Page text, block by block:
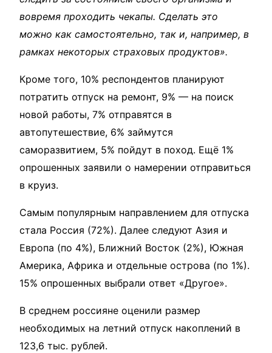
вовремя проходить чекапы. Сделать это
можно как самостоятельно, так и, например, в
рамках некоторых страховых продуктов».
Кроме того, 10% респондентов планируют
потратить отпуск на ремонт, 9% — на поиск
новой работы, 7% отправятся в
автопутешествие, 6% займутся
саморазвитием, 5% пойдут в поход. Ещё 1%
опрошенных заявили о намерении отправиться
в круиз.
Самым популярным направлением для отпуска
стала Россия (72%). Далее следуют Азия и
Европа (по 4%), Ближний Восток (2%), Южная
Америка, Африка и отдельные острова (по 1%).
15% опрошенных выбрали ответ «Другое».
В среднем россияне оценили размер
необходимых на летний отпуск накоплений в
123,6 тыс. рублей.